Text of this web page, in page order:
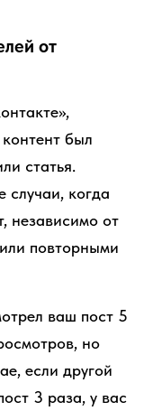
от
был
статья.
случаи, когда
независимо от
повторными
ваш пост 5
но
если другой
3 раза, у вас